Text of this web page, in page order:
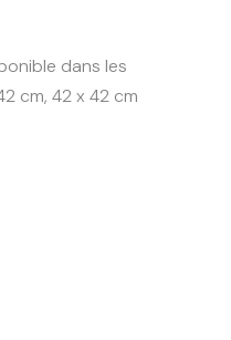
dans les
cm, 42 x 42 cm